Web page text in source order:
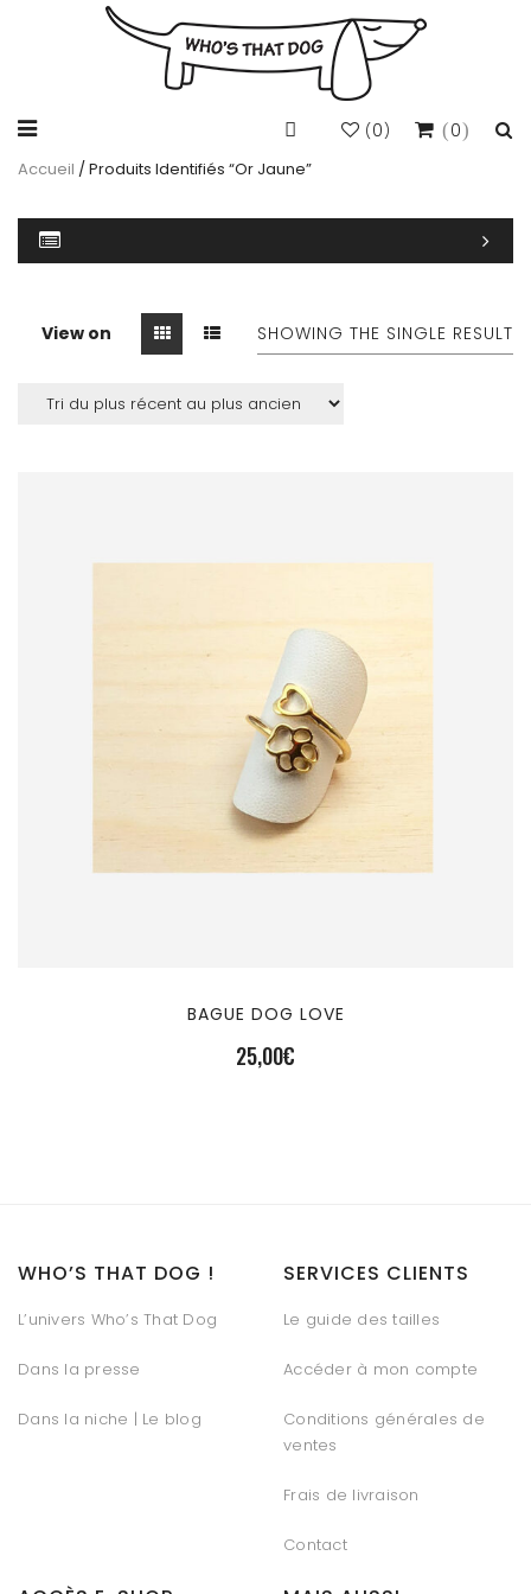
0
(0)
Accueil / Produits Identifiés “or Jaune”
View on SHOWING THE SINGLE RESULT
BAGUE DOG LOVE
25,00€
WHO’S THAT DOG !
L’univers Who’s That Dog
Dans la presse
Dans la niche | Le blog
SERVICES CLIENTS
Le guide des tailles
Accéder à mon compte
Conditions générales de
ventes
Frais de livraison
Contact